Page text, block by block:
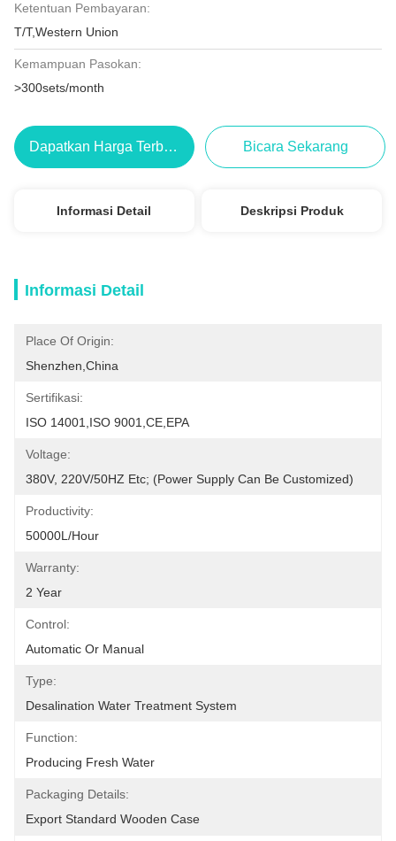
Ketentuan Pembayaran:
T/T,Western Union
Kemampuan Pasokan:
>300sets/month
Dapatkan Harga Terbaik Bicara Sekarang
Informasi Detail Deskripsi Produk
Informasi Detail
Place Of Origin:
Shenzhen,China
Sertifikasi:
ISO 14001,ISO 9001,CE,EPA
Voltage:
380V, 220V/50HZ Etc; (Power Supply Can Be Customized)
Productivity:
50000L/Hour
Warranty:
2 Year
Control:
Automatic Or Manual
Type:
Desalination Water Treatment System
Function:
Producing Fresh Water
Packaging Details:
Export Standard Wooden Case